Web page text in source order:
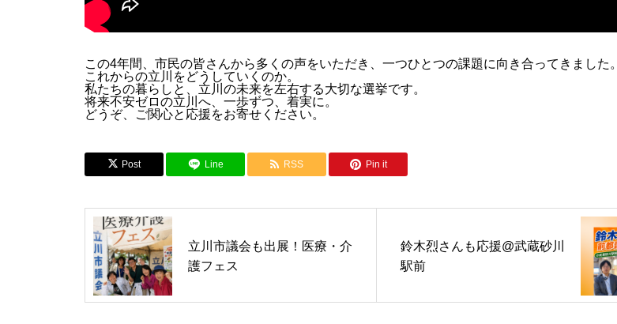
この4年間、市民の皆さんから多くの声をいただき、一つひとつの課題に向き合ってきました。
これからの立川をどうしていくのか。
私たちの暮らしと、立川の未来を左右する大切な選挙です。
将来不安ゼロの立川へ、一歩ずつ、着実に。
どうぞ、ご関心と応援をお寄せください。
Post Line RSS Pin it
立川市議会も出展！医療・介
護フェス
鈴木烈さんも応援@武蔵砂川
駅前